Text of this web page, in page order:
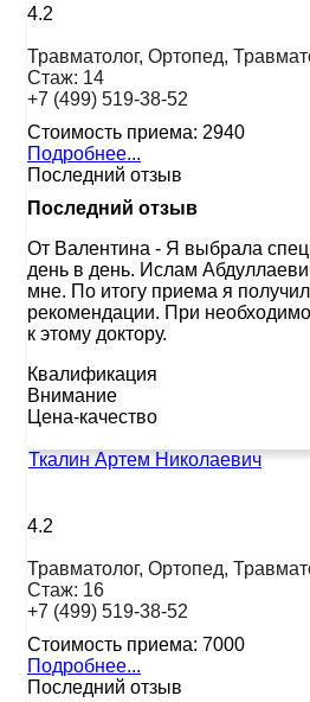
4.2
Травматолог, Ортопед,
Стаж: 14
+7 (499) 519-38-52
Стоимость приема: 2940
Подробнее...
Последний отзыв
Последний отзыв
От Валентина - Я выбрала
день в день. Ислам
мне. По итогу приема я
рекомендации. При
к этому доктору.
Квалификация
Внимание
Цена-качество
Ткалин Артем Николаевич
4.2
Травматолог, Ортопед,
Стаж: 16
+7 (499) 519-38-52
Стоимость приема: 7000
Подробнее...
Последний отзыв